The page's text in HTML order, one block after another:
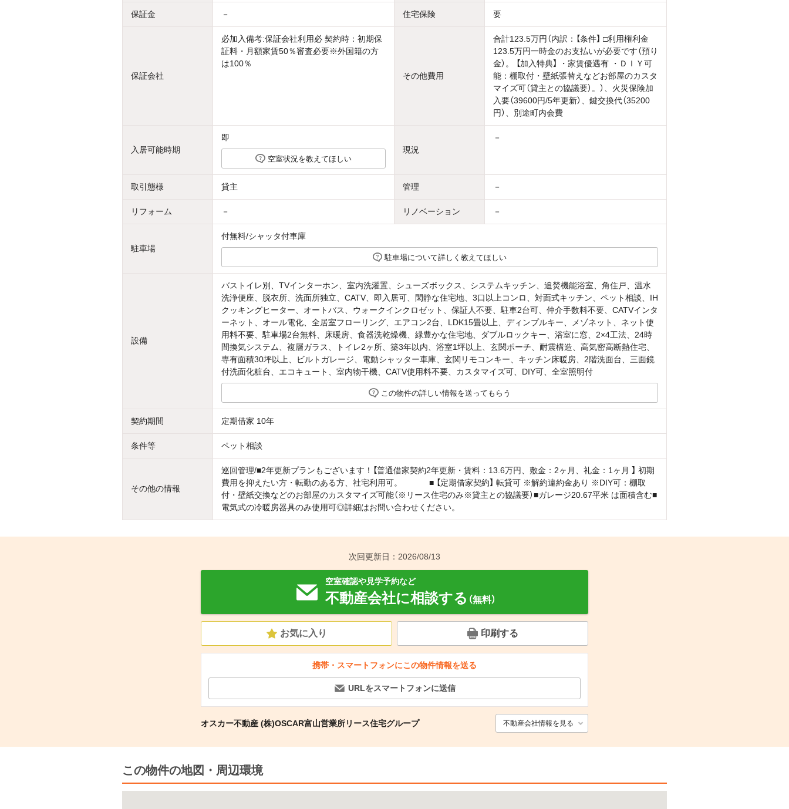
保証金 － 住宅保険 要
保証会社
必加入備考:保証会社利用必 契約時：初期保
証料・月額家賃50％審査必要※外国籍の方
は100％
その他費用
合計123.5万円（内訳：【条件】 □利用権利金
123.5万円一時金のお支払いが必要です（預り
金）。 【加入特典】 ・家賃優遇有 ・ＤＩＹ可
能：棚取付・壁紙張替えなどお部屋のカスタ
マイズ可（貸主との協議要）。）、火災保険加
入要（39600円/5年更新）、鍵交換代（35200
円）、別途町内会費
入居可能時期
即
空室状況を教えてほしい
現況
－
取引態様 貸主 管理 －
リフォーム － リノベーション －
駐車場
付無料/シャッタ付車庫
駐車場について詳しく教えてほしい
設備
バストイレ別、TVインターホン、室内洗濯置、シューズボックス、システムキッチン、追焚機能浴室、角住戸、温水
洗浄便座、脱衣所、洗面所独立、CATV、即入居可、閑静な住宅地、3口以上コンロ、対面式キッチン、ペット相談、IH
クッキングヒーター、オートバス、ウォークインクロゼット、保証人不要、駐車2台可、仲介手数料不要、CATVインタ
ーネット、オール電化、全居室フローリング、エアコン2台、LDK15畳以上、ディンプルキー、メゾネット、ネット使
用料不要、駐車場2台無料、床暖房、食器洗乾燥機、緑豊かな住宅地、ダブルロックキー、浴室に窓、2×4工法、24時
間換気システム、複層ガラス、トイレ2ヶ所、築3年以内、浴室1坪以上、玄関ポーチ、耐震構造、高気密高断熱住宅、
専有面積30坪以上、ビルトガレージ、電動シャッター車庫、玄関リモコンキー、キッチン床暖房、2階洗面台、三面鏡
付洗面化粧台、エコキュート、室内物干機、CATV使用料不要、カスタマイズ可、DIY可、全室照明付
この物件の詳しい情報を送ってもらう
契約期間 定期借家 10年
条件等 ペット相談
その他の情報
巡回管理/■2年更新プランもございます！【普通借家契約2年更新・賃料：13.6万円、敷金：2ヶ月、礼金：1ヶ月 】 初期
費用を抑えたい方・転勤のある方、社宅利用可。 ■ 【定期借家契約】 転貸可 ※解約違約金あり ※DIY可：棚取
付・壁紙交換などのお部屋のカスタマイズ可能（※リース住宅のみ※貸主との協議要）■ガレージ20.67平米 は面積含む■
電気式の冷暖房器具のみ使用可◎詳細はお問い合わせください。
次回更新日：2026/08/13
空室確認や見学予約など
不動産会社に相談する （無料）
お気に入り 印刷する
携帯・スマートフォンにこの物件情報を送る
URLをスマートフォンに送信
オスカー不動産 (株)OSCAR富山営業所リース住宅グループ 不動産会社情報を見る
この物件の地図・周辺環境